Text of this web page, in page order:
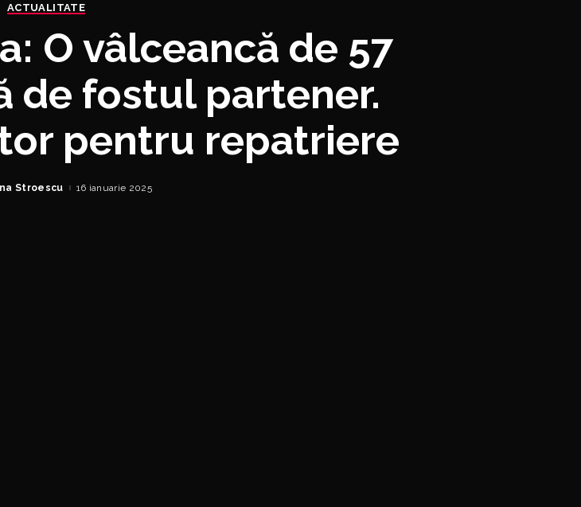
ACTUALITATE
O vâlceancă de 57
de fostul partener.
pentru repatriere
Stroescu 16 ianuarie 2025